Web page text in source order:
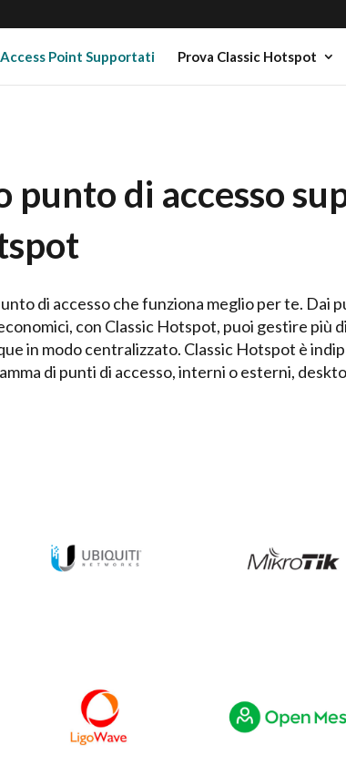
Access Point Supportati Prova Classic Hotspot
punto di accesso
di accesso che funziona meglio per te. Dai
con Classic Hotspot, puoi gestire più
in modo centralizzato. Classic Hotspot è
di punti di accesso, interni o esterni,